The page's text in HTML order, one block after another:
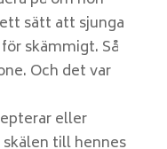
sätt att sjunga
skämmigt. Så
Och det var
eller
till hennes